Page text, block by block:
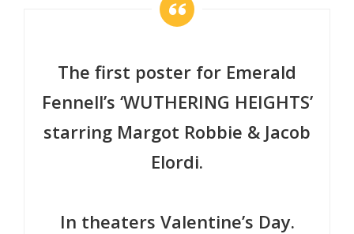
The first poster for Emerald
Fennell’s ‘WUTHERING HEIGHTS’
starring Margot Robbie & Jacob
Elordi.
In theaters Valentine’s Day.